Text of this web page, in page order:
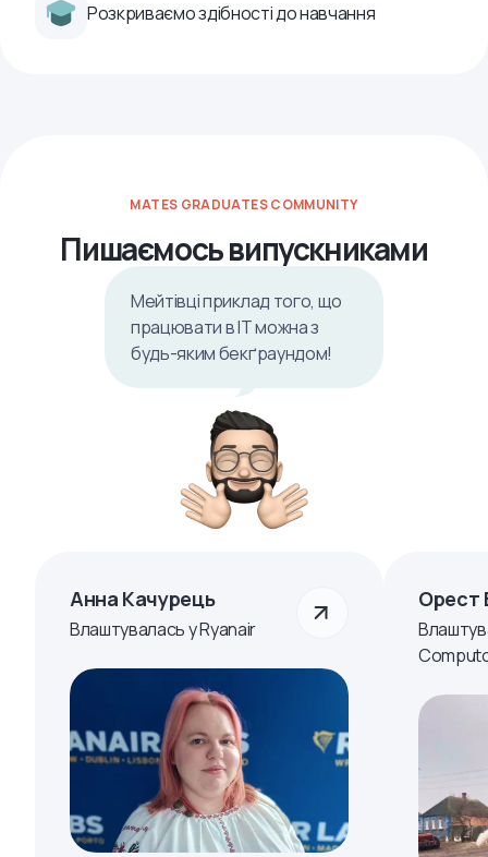
Розкриваємо здібності до навчання
MATES GRADUATES COMMUNITY
Пишаємось випускниками
Мейтівці приклад того, що
працювати в ІТ можна з
будь-яким бекґраундом!
Анна Качурець
Влаштувалась у Ryanair
Орест